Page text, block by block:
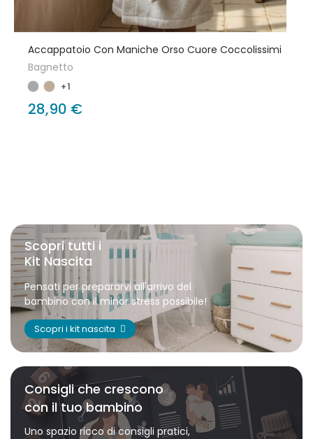
Accappatoio Con Maniche Orso Cuore Coccolissimi
Bagnetto
+1
28,90 €
Scopri tutti i
Kit Nascita
Pensati per prepararvi all'arrivo del
bambino con il minor stress possibile!
Scopri i kit nascita
Consigli che crescono
con il tuo bambino
Uno spazio ricco di consigli pratici,